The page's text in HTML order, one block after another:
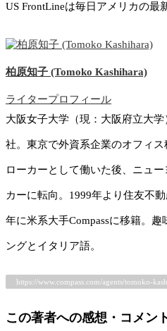
US FrontLineは毎日アメリカの最
柏原知子 (Tomoko Kashihara)
ライタープロフィール
大阪女子大学（現：大阪府立大学
社。東京で外資系企業のオフィ
ローカーとして働いた後、ニュ
カーに転向。1999年より住友不
年に米系大手Compassに移籍。
ングとイタリア語。
https://www.compass.com/agents/tomoko-
この著者への感想・コメン